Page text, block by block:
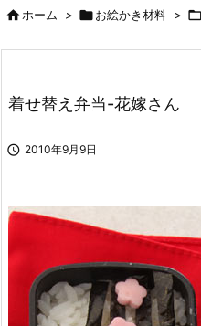
ホーム > お絵かき材料 > 
着せ替え弁当-花嫁さん
 2010年9月9日